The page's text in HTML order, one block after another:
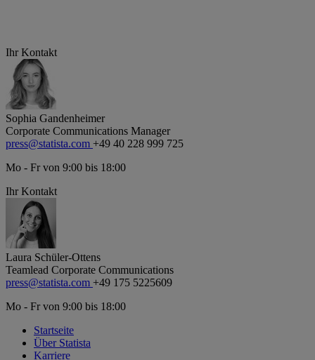
Ihr Kontakt
Sophia Gandenheimer
Corporate Communications Manager
press@statista.com +49 40 228 999 725
Mo - Fr von 9:00 bis 18:00
Ihr Kontakt
Laura Schüler-Ottens
Teamlead Corporate Communications
press@statista.com +49 175 5225609
Mo - Fr von 9:00 bis 18:00
Startseite
Über Statista
Karriere